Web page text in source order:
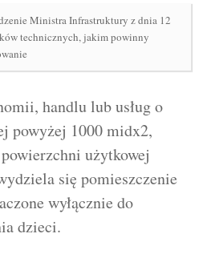
Ministra Infrastruktury z dnia 12
technicznych, jakim powinny
handlu lub usług o
powyżej 1000 midx2,
użytkowej
się pomieszczenie
wyłącznie do
dzieci.